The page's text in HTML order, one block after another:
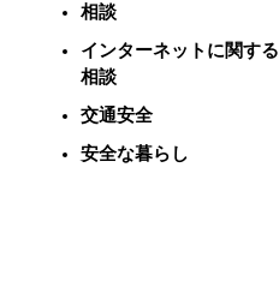
相談
インターネットに関する
相談
交通安全
安全な暮らし